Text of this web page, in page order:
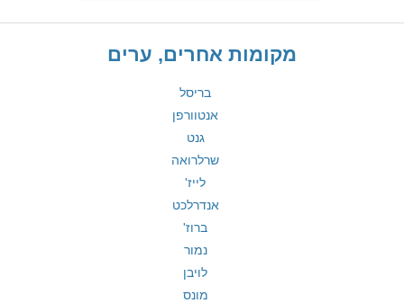
מקומות אחרים, ערים
בריסל
אנטוורפן
גנט
שרלרואה
לייז'
אנדרלכט
ברוז'
נמור
לויבן
מונס